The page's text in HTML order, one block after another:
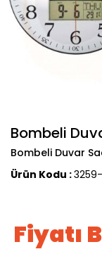
Bombeli
Bombeli Duvar
Ürün Kodu :
Fiyatı